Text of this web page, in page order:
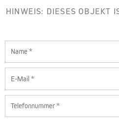
HINWEIS: DIESES OBJEKT
Name
E-
Mail
Telefon